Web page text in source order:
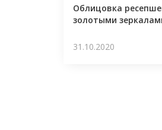
Облицовка
золотыми
31.10.2020